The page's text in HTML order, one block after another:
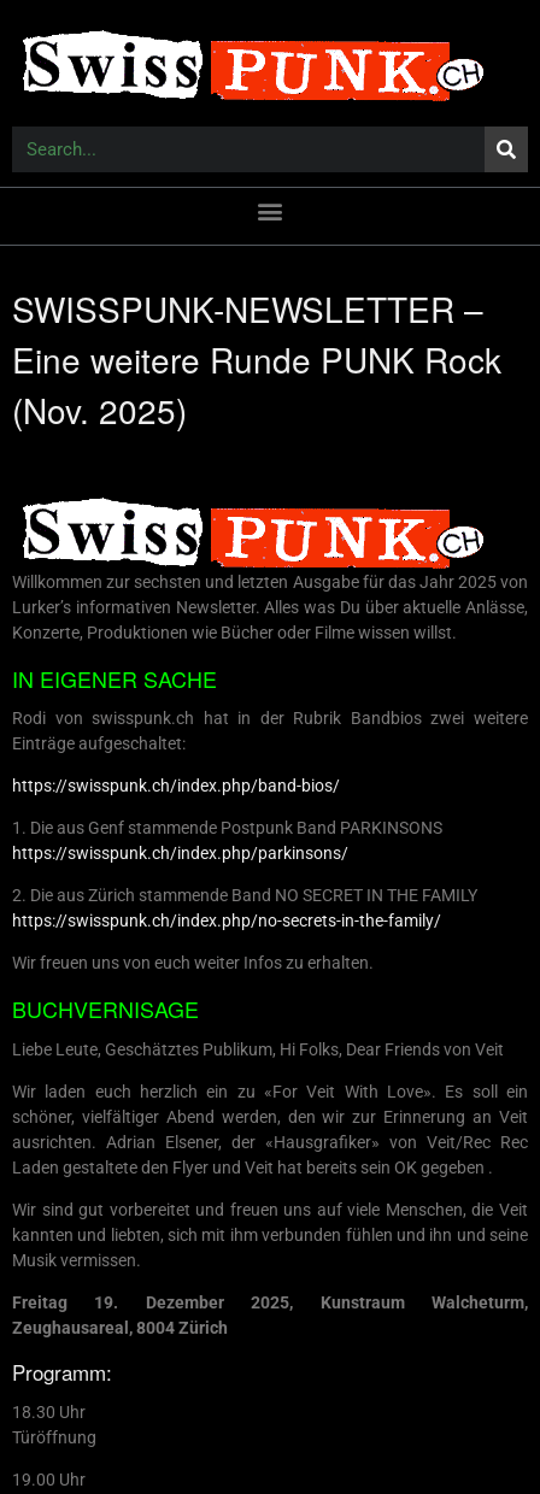
SWISSPUNK-NEWSLETTER –
Eine weitere Runde PUNK Rock
(Nov. 2025)
Willkommen zur sechsten und letzten Ausgabe für das Jahr 2025 von
Lurker’s informativen Newsletter. Alles was Du über aktuelle Anlässe,
Konzerte, Produktionen wie Bücher oder Filme wissen willst.
IN EIGENER SACHE
Rodi von swisspunk.ch hat in der Rubrik Bandbios zwei weitere
Einträge aufgeschaltet:
https://swisspunk.ch/index.php/band-bios/
1. Die aus Genf stammende Postpunk Band PARKINSONS
https://swisspunk.ch/index.php/parkinsons/
2. Die aus Zürich stammende Band NO SECRET IN THE FAMILY
https://swisspunk.ch/index.php/no-secrets-in-the-family/
Wir freuen uns von euch weiter Infos zu erhalten.
BUCHVERNISAGE
Liebe Leute, Geschätztes Publikum, Hi Folks, Dear Friends von Veit
Wir laden euch herzlich ein zu «For Veit With Love». Es soll ein
schöner, vielfältiger Abend werden, den wir zur Erinnerung an Veit
ausrichten. Adrian Elsener, der «Hausgrafiker» von Veit/Rec Rec
Laden gestaltete den Flyer und Veit hat bereits sein OK gegeben .
Wir sind gut vorbereitet und freuen uns auf viele Menschen, die Veit
kannten und liebten, sich mit ihm verbunden fühlen und ihn und seine
Musik vermissen.
Freitag 19. Dezember 2025, Kunstraum Walcheturm,
Zeughausareal, 8004 Zürich
Programm:
18.30 Uhr
Türöffnung
19.00 Uhr